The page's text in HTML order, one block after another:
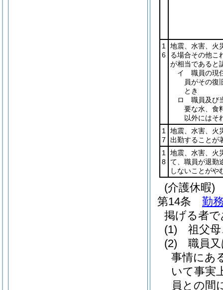
1
6
地震、水害、火
る場合その他こ
が相当であると
イ 職員の現
員がその復
とき
ロ 職員及び
要な水、食
以外にはそ
1
7
地震、水害、火
出勤することが
1
8
地震、水害、火
て、職員が退勤
しないことがや
(介護休暇)
第14条
勤
掲げる者
(1)
祖父
(2)
職員
事情にあ
いて事実
員との間